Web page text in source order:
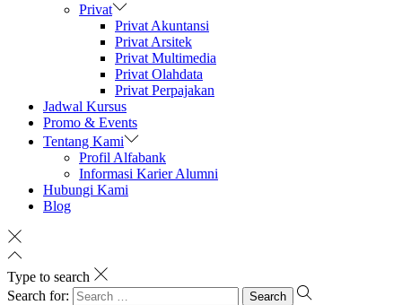
Privat
Privat Akuntansi
Privat Arsitek
Privat Multimedia
Privat Olahdata
Privat Perpajakan
Jadwal Kursus
Promo & Events
Tentang Kami
Profil Alfabank
Informasi Karier Alumni
Hubungi Kami
Blog
Type to search
Search for: